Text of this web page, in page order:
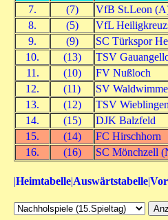
7.
(7)
VfB St.Leon
8.
(5)
VfL
9.
(9)
SC Türkspor
10.
(13)
TSV
11.
(10)
FV Nußloch
12.
(11)
SV
13.
(12)
TSV Wieblingen
14.
(15)
DJK Balzfeld
15.
(14)
FC Hirschhorn
16.
(16) SC Mönchzell
|Heimtabelle|Auswärtstabelle|